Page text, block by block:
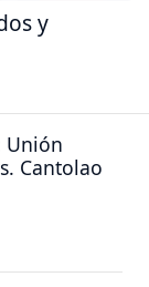
y
Unión
Cantolao